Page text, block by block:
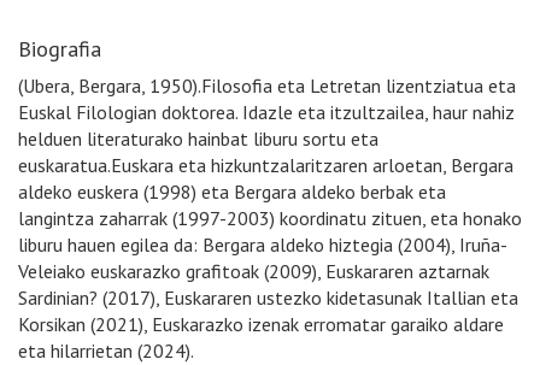
Biografia
(Ubera, Bergara, 1950).Filosofia eta Letretan lizentziatua eta
Euskal Filologian doktorea. Idazle eta itzultzailea, haur nahiz
helduen literaturako hainbat liburu sortu eta
euskaratua.Euskara eta hizkuntzalaritzaren arloetan, Bergara
aldeko euskera (1998) eta Bergara aldeko berbak eta
langintza zaharrak (1997-2003) koordinatu zituen, eta honako
liburu hauen egilea da: Bergara aldeko hiztegia (2004), Iruña-
Veleiako euskarazko grafitoak (2009), Euskararen aztarnak
Sardinian? (2017), Euskararen ustezko kidetasunak Itallian eta
Korsikan (2021), Euskarazko izenak erromatar garaiko aldare
eta hilarrietan (2024).